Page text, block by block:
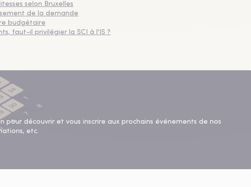
selon Bruxelles
de la demande
budgétaire
faut-il privilégier la SCI à l'IS ?
pour découvrir et vous inscrire aux prochains événements de nos
etc.